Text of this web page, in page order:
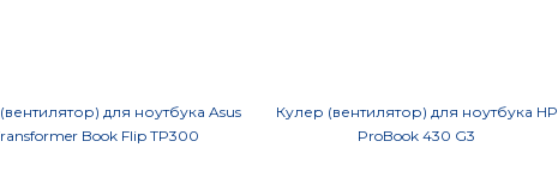
для ноутбука Asus
Book Flip TP300
Кулер (вентилятор) для ноутбука HP
ProBook 430 G3